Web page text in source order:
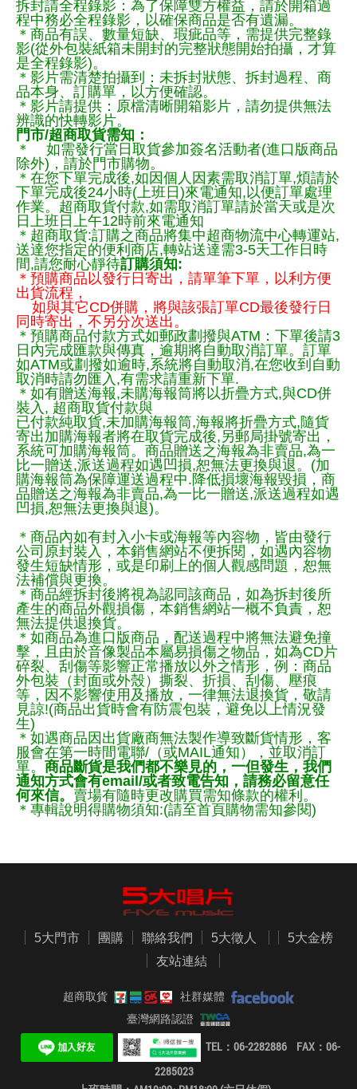
拆封請全程錄影：為了保障雙方權益，請於開箱過
程中務必全程錄影，以確保商品是否有遺漏。
＊商品有誤、數量短缺、瑕疵品等，需提供完整錄
影(從外包裝紙箱未開封的完整狀態開始拍攝，才算
是全程錄影)。
＊影片需清楚拍攝到：未拆封狀態、拆封過程、商
品本身、訂購單，以方便確認。
＊影片請提供：原檔清晰開箱影片，請勿提供無法
辨識的快轉影片。
門市/超商取貨需知：
＊ 如需發行當日取貨參加簽名活動者(進口版商品
除外)，請於門市購物。
＊在您下單完成後,如因個人因素需取消訂單,煩請於
下單完成後24小時(上班日)來電通知,以便訂單處理
作業。超商取貨付款,如需取消訂單請於當天或是次
日上班日上午12時前來電通知
＊超商取貨:訂購之商品將集中超商物流中心轉運站,
送達您指定的便利商店,轉站送達需3-5天工作日時
間,請您耐心靜待訂購須知:
＊預購商品以發行日寄出，請單筆下單，以利方便
出貨流程，
如與其它CD併購，將與該張訂單CD最後發行日
同時寄出，不另分次送出。
＊預購商品付款方式如郵政劃撥與ATM：下單後請3
日內完成匯款與傳真，逾期將自動取消訂單。訂單
如ATM或劃撥如逾時,系統將自動取消,在您收到自動
取消時請勿匯入,有需求請重新下單.
＊如有贈送海報,未購海報筒將以折疊方式,與CD併
裝入, 超商取貨付款與
已付款純取貨,未加購海報筒,海報將折疊方式,隨貨
寄出加購海報者將在取貨完成後,另郵局掛號寄出，
系統可加購海報筒。商品贈送之海報為非賣品,為一
比一贈送,派送過程如遇凹損,恕無法更換與退。(加
購海報筒為保障運送過程中.降低損壞海報毀損，商
品贈送之海報為非賣品,為一比一贈送,派送過程如遇
凹損,恕無法更換與退)。
＊商品內如有封入小卡或海報等內容物，皆由發行
公司原封裝入，本銷售網站不便拆閱，如遇內容物
發生短缺情形，或是印刷上的個人觀感問題，恕無
法補償與更換。
＊商品經拆封後將視為認同該商品，如為拆封後所
產生的商品外觀損傷，本銷售網站一概不負責，恕
無法提供退換貨。
＊如商品為進口版商品，配送過程中將無法避免撞
擊，且由於音像製品本屬易損傷之物品，如為CD片
碎裂、刮傷等影響正常播放以外之情形，例：商品
外包裝（封面或外殼）撕裂、折損、刮傷、壓痕
等，因不影響使用及播放，一律無法退換貨，敬請
見諒!(商品出貨時會有防震包裝，避免以上情況發
生)
＊如遇商品因出貨廠商無法製作導致斷貨情形，客
服會在第一時間電聯/（或MAIL通知），並取消訂
單。 商品斷貨是我們都不樂見的，一但發生，我們
通知方式會有email/或者致電告知，請務必留意任
何來信。 賣場有隨時更改購買需知條款的權利。
＊專輯說明得購物須知:(請至首頁購物需知參閱)
5大門市 團購 聯絡我們 5大徵人
5大金榜
友站連結
超商取貨
社群媒體
臺灣網路認證
TEL：06-2282886 FAX：06-
2285023